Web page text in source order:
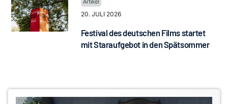
20. JULI 2026
Festival des deutschen Films startet
mit Staraufgebot in den Spätsommer